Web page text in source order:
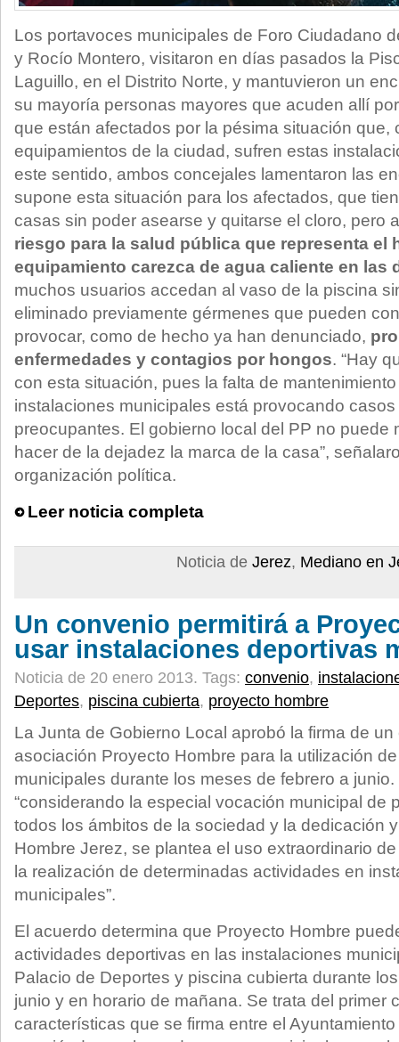
Los portavoces municipales de Foro Ciudadano
y Rocío Montero, visitaron en días pasados la
Laguillo, en el Distrito Norte, y mantuvieron un
su mayoría personas mayores que acuden allí
que están afectados por la pésima situación que,
equipamientos de la ciudad, sufren estas
este sentido, ambos concejales lamentaron las
supone esta situación para los afectados, que
casas sin poder asearse y quitarse el cloro, pero
riesgo para la salud pública que representa el
equipamiento carezca de agua caliente en las
muchos usuarios accedan al vaso de la piscina
eliminado previamente gérmenes que pueden
provocar, como de hecho ya han denunciado,
enfermedades y contagios por hongos. “Hay
con esta situación, pues la falta de
instalaciones municipales está provocando
preocupantes. El gobierno local del PP no puede
hacer de la dejadez la marca de la casa”,
organización política.
Leer noticia completa
Noticia de Jerez, Mediano en
Un convenio permitirá a
usar instalaciones deportivas
Noticia de 20 enero 2013. Tags: convenio,
Deportes, piscina cubierta, proyecto hombre
La Junta de Gobierno Local aprobó la firma de
asociación Proyecto Hombre para la utilización
municipales durante los meses de febrero a
“considerando la especial vocación municipal de
todos los ámbitos de la sociedad y la dedicación
Hombre Jerez, se plantea el uso extraordinario
la realización de determinadas actividades en
municipales”.
El acuerdo determina que Proyecto Hombre
actividades deportivas en las instalaciones
Palacio de Deportes y piscina cubierta durante
junio y en horario de mañana. Se trata del primer
características que se firma entre el